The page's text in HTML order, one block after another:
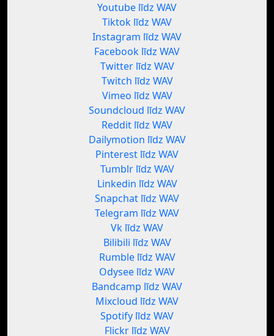
Youtube līdz WAV
Tiktok līdz WAV
Instagram līdz WAV
Facebook līdz WAV
Twitter līdz WAV
Twitch līdz WAV
Vimeo līdz WAV
Soundcloud līdz WAV
Reddit līdz WAV
Dailymotion līdz WAV
Pinterest līdz WAV
Tumblr līdz WAV
Linkedin līdz WAV
Snapchat līdz WAV
Telegram līdz WAV
Vk līdz WAV
Bilibili līdz WAV
Rumble līdz WAV
Odysee līdz WAV
Bandcamp līdz WAV
Mixcloud līdz WAV
Spotify līdz WAV
Flickr līdz WAV